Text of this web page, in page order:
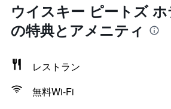
ウイスキー ピートズ
の特典とアメニティ
レストラン
無料Wi-Fi